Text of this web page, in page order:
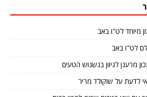
מיוחד לט"ו באב
לט"ו באב
מרענן לגיוון בנשנוש הטעים
לדעת על שוקולד מריר